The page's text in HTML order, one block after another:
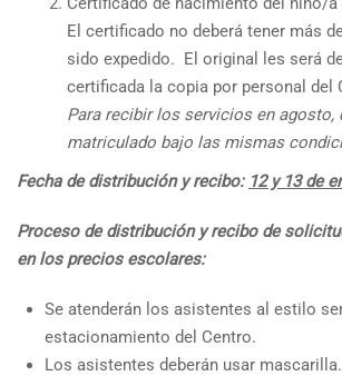
El certificado no deberá tener más
sido expedido. El original les será
certificada la copia por personal del
Para recibir los servicios en agosto,
matriculado bajo las mismas
Fecha de distribución y recibo: 12 y 13 de
Proceso de distribución y recibo de
en los precios escolares:
Se atenderán los asistentes al estilo
estacionamiento del Centro.
Los asistentes deberán usar mascarilla.